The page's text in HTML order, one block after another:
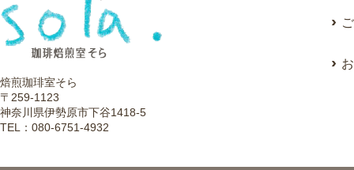
焙煎珈琲室そら
〒259-1123
神奈川県伊勢原市下谷1418-5
TEL：080-6751-4932